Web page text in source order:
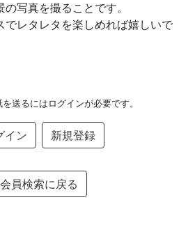
写真を撮ることです。
でレタレタを楽しめれば嬉しいで
送るにはログインが必要です。
イン 新規登録
会員検索に戻る